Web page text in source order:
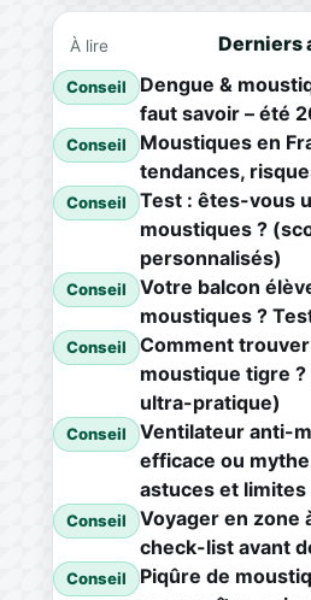
À lire Derniers
Conseil
Dengue &
faut savoir – été
Conseil
Moustiques en
tendances,
Conseil
Test : êtes-vous
moustiques ?
personnalisés)
Conseil
Votre balcon
moustiques ?
Conseil
Comment
moustique tigre
ultra-pratique)
Conseil
Ventilateur anti-
efficace ou
astuces et limites
Conseil
Voyager en zone
check-list avant
Conseil
Piqûre de